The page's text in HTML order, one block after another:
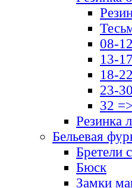
08-
13-
18-
23-
32
Резинка
Бельевая
Бретели
Бюск
Замки